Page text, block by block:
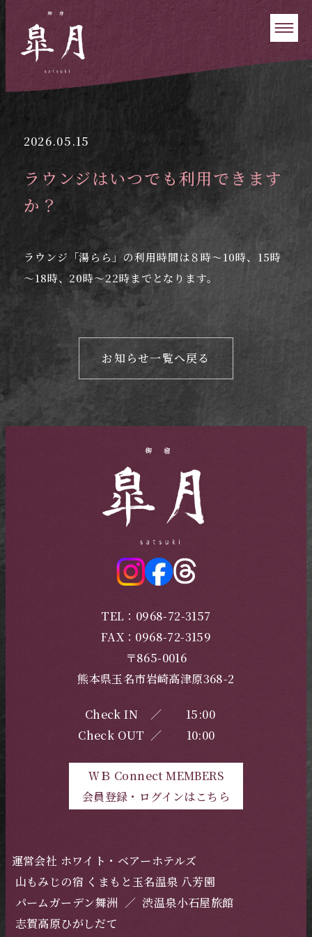
2026.05.15
ラウンジはいつでも利用できます
か？
ラウンジ「湯らら」の利用時間は８時～10時、15時
～18時、20時～22時までとなります。
お知らせ一覧へ戻る
TEL：0968-72-3157
FAX：0968-72-3159
〒865-0016
熊本県玉名市岩崎高津原368-2
Check IN ／
15:00
Check OUT ／ 10:00
ＷＢ Connect MEMBERS
会員登録・ログインはこちら
運営会社 ホワイト・ベアーホテルズ
山もみじの宿 くまもと玉名温泉 八芳園
パームガーデン舞洲 ／ 渋温泉小石屋旅館
志賀高原ひがしだて